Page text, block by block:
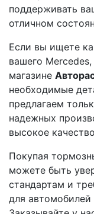
поддерживать
отличном
Если вы ищете
вашего
магазине
необходимые
предлагаем
надежных
высокое
Покупая
можете быть
стандартам и
для автомобилей